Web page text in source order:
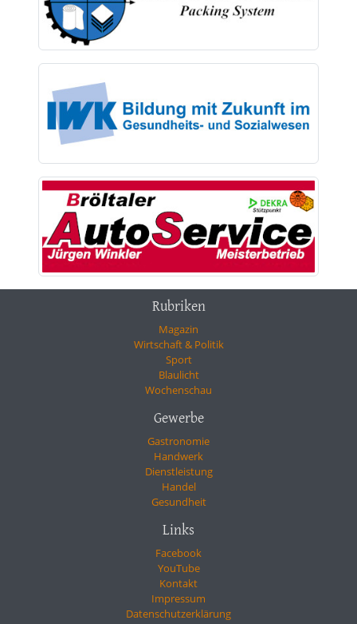
Rubriken
Magazin
Wirtschaft & Politik
Sport
Blaulicht
Wochenschau
Gewerbe
Gastronomie
Handwerk
Dienstleistung
Handel
Gesundheit
Links
Facebook
YouTube
Kontakt
Impressum
Datenschutzerklärung